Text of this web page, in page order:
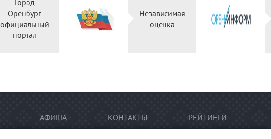
Город
Оренбург
официальный
портал
Независимая
оценка
АФИША КОНТАКТЫ РЕЙТИНГИ